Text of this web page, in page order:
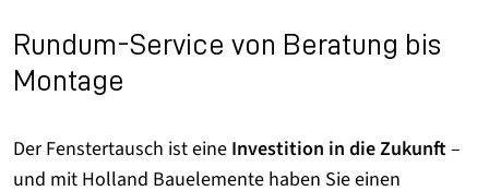
Rundum-Service von Beratung bis
Montage
Der Fenstertausch ist eine Investition in die Zukunft–
und mit Holland Bauelemente haben Sie einen